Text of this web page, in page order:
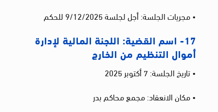
• مجريات الجلسة: أجل لجلسة 9/12/2025 للحكم
17- اسم القضية: اللجنة المالية لإدارة
أموال التنظيم من الخارج
• تاريخ الجلسة: 7 أكتوبر 2025
• مكان الانعقاد: مجمع محاكم بدر